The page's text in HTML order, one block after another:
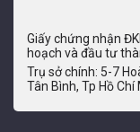
Giấy chứng nhận
hoạch và đầu tư
Trụ sở chính: 5-7
Tân Bình, Tp Hồ Chí